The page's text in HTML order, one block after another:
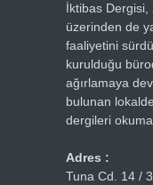
İktibas Dergisi,
üzerinden de
faaliyetini
kurulduğu
ağırlamaya
bulunan
dergileri
Adres :
Tuna Cd. 14 /